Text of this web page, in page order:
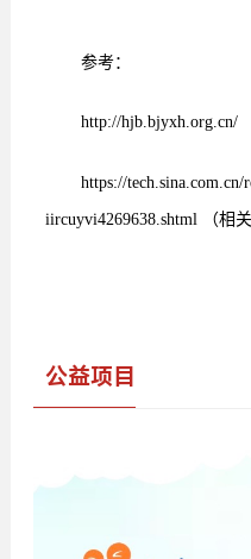
参考：
http://hjb.bjyxh.org.cn/
https://
iircuyvi4269638.shtml （相关
公益项目